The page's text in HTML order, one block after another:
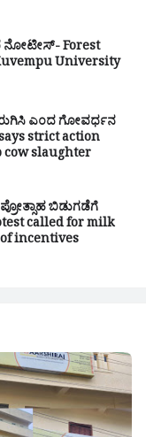
ನೋಟೀಸ್- Forest
University
ಎಂದ ಗೋವರ್ಧನ
strict action
cow slaughter
ಬಿಡುಗಡೆಗೆ
called for milk
incentives